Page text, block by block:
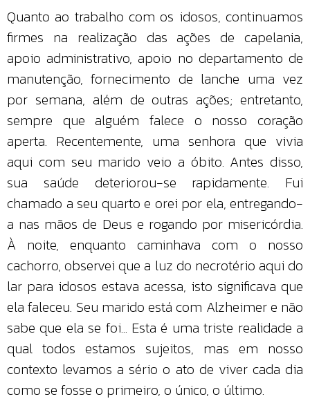
Quanto ao trabalho com os idosos, continuamos
firmes na realização das ações de capelania,
apoio administrativo, apoio no departamento de
manutenção, fornecimento de lanche uma vez
por semana, além de outras ações; entretanto,
sempre que alguém falece o nosso coração
aperta. Recentemente, uma senhora que vivia
aqui com seu marido veio a óbito. Antes disso,
sua saúde deteriorou-se rapidamente. Fui
chamado a seu quarto e orei por ela, entregando-
a nas mãos de Deus e rogando por misericórdia.
À noite, enquanto caminhava com o nosso
cachorro, observei que a luz do necrotério aqui do
lar para idosos estava acessa, isto significava que
ela faleceu. Seu marido está com Alzheimer e não
sabe que ela se foi... Esta é uma triste realidade a
qual todos estamos sujeitos, mas em nosso
contexto levamos a sério o ato de viver cada dia
como se fosse o primeiro, o único, o último.